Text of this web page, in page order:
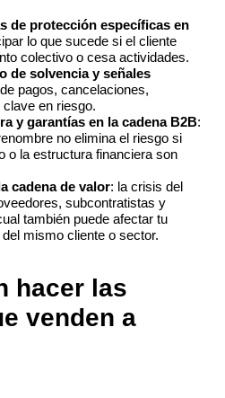
de protección específicas en
lo que sucede si el cliente
colectivo o cesa actividades.
de solvencia y señales
pagos, cancelaciones,
en riesgo.
y garantías en la cadena B2B:
no elimina el riesgo si
o la estructura financiera son
cadena de valor: la crisis del
subcontratistas y
también puede afectar tu
mismo cliente o sector.
hacer las
venden a